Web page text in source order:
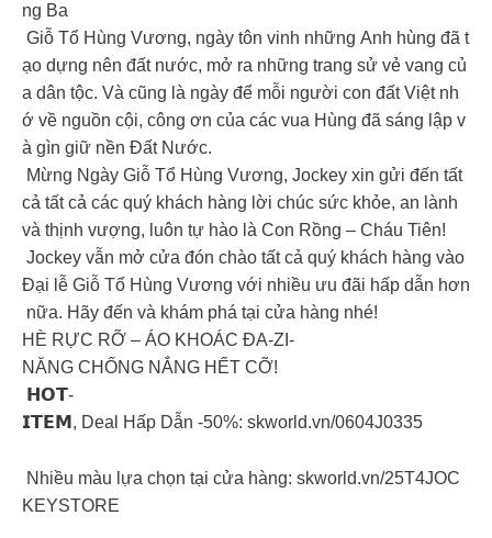
ng Ba
Giỗ Tổ Hùng Vương, ngày tôn vinh những Anh hùng đã t
ạo dựng nên đất nước, mở ra những trang sử vẻ vang củ
a dân tộc. Và cũng là ngày để mỗi người con đất Việt nh
ớ về nguồn cội, công ơn của các vua Hùng đã sáng lập v
à gìn giữ nền Đất Nước.
Mừng Ngày Giỗ Tổ Hùng Vương, Jockey xin gửi đến tất
cả tất cả các quý khách hàng lời chúc sức khỏe, an lành
và thịnh vượng, luôn tự hào là Con Rồng – Cháu Tiên!
Jockey vẫn mở cửa đón chào tất cả quý khách hàng vào
Đại lễ Giỗ Tổ Hùng Vương với nhiều ưu đãi hấp dẫn hơn
nữa. Hãy đến và khám phá tại cửa hàng nhé!
HÈ RỰC RỠ – ÁO KHOÁC ĐA-ZI-
NĂNG CHỐNG NẮNG HẾT CỠ!
𝗛𝗢𝗧-
𝗜𝗧𝗘𝗠, Deal Hấp Dẫn -50%: skworld.vn/0604J0335
Nhiều màu lựa chọn tại cửa hàng: skworld.vn/25T4JOC
KEYSTORE